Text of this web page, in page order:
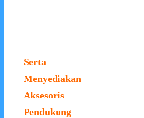
Serta
Menyediakan
Aksesoris
Pendukung